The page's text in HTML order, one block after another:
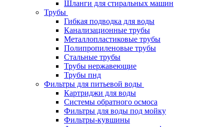
Шланги для стиральных машин
Трубы
Гибкая подводка для воды
Канализационные трубы
Металлопластиковые трубы
Полипропиленовые трубы
Стальные трубы
Трубы нержавеющие
Трубы пнд
Фильтры для питьевой воды
Картриджи для воды
Системы обратного осмоса
Фильтры для воды под мойку
Фильтры-кувшины